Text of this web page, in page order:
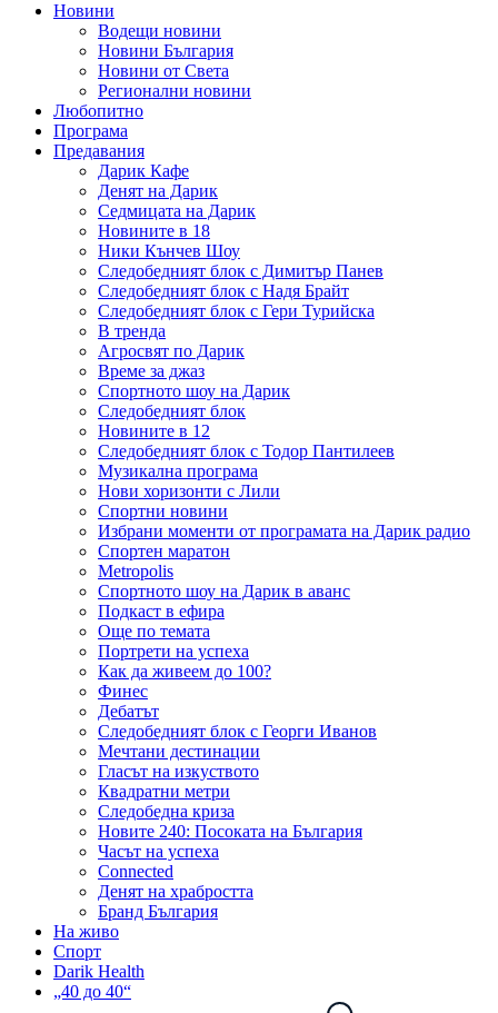
Новини
Водещи новини
Новини България
Новини от Света
Регионални новини
Любопитно
Програма
Предавания
Дарик Кафе
Денят на Дарик
Седмицата на Дарик
Новините в 18
Ники Кънчев Шоу
Следобедният блок с Димитър Панев
Следобедният блок с Надя Брайт
Следобедният блок с Гери Турийска
В тренда
Агросвят по Дарик
Време за джаз
Спортното шоу на Дарик
Следобедният блок
Новините в 12
Следобедният блок с Тодор Пантилеев
Музикална програма
Нови хоризонти с Лили
Спортни новини
Избрани моменти от програмата на Дарик радио
Спортен маратон
Metropolis
Спортното шоу на Дарик в аванс
Подкаст в ефира
Още по темата
Портрети на успеха
Как да живеем до 100?
Финес
Дебатът
Следобедният блок с Георги Иванов
Мечтани дестинации
Гласът на изкуството
Квадратни метри
Следобедна криза
Новите 240: Посоката на България
Часът на успеха
Connected
Денят на храбростта
Бранд България
На живо
Спорт
Darik Health
„40 до 40“